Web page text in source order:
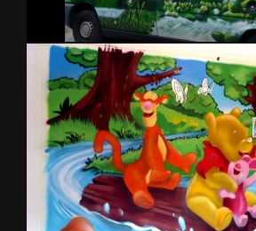
Décoration véhicule restaurant